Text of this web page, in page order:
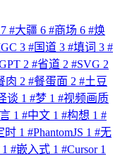
7 #大疆 6 #商场 6 #焕
3 #国道 3 #填词 3 #
2 #省道 2 #SVG 2
肉 2 #餐蛋面 2 #土豆
谈 1 #梦 1 #视频画质
1 #中文 1 #构想 1 #
时 1 #PhantomJS 1 #无
1 #嵌入式 1 #Cursor 1